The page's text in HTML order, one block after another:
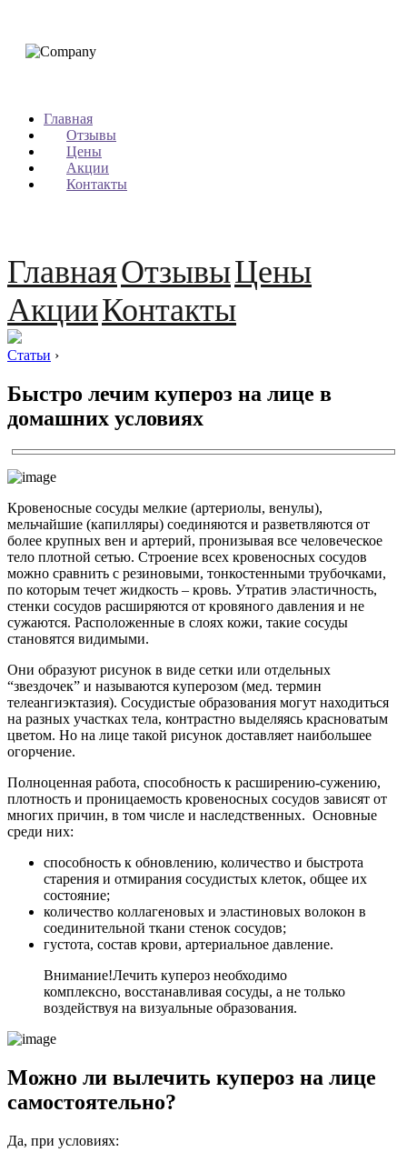
Главная
Отзывы
Цены
Акции
Контакты
ГлавнаяОтзывыЦены
АкцииКонтакты
Статьи ›
Быстро лечим купероз на лице в
домашних условиях
Кровеносные сосуды мелкие (артериолы, венулы),
мельчайшие (капилляры) соединяются и разветвляются от
более крупных вен и артерий, пронизывая все человеческое
тело плотной сетью. Строение всех кровеносных сосудов
можно сравнить с резиновыми, тонкостенными трубочками,
по которым течет жидкость – кровь. Утратив эластичность,
стенки сосудов расширяются от кровяного давления и не
сужаются. Расположенные в слоях кожи, такие сосуды
становятся видимыми.
Они образуют рисунок в виде сетки или отдельных
“звездочек” и называются куперозом (мед. термин
телеангиэктазия). Сосудистые образования могут находиться
на разных участках тела, контрастно выделяясь красноватым
цветом. Но на лице такой рисунок доставляет наибольшее
огорчение.
Полноценная работа, способность к расширению-сужению,
плотность и проницаемость кровеносных сосудов зависят от
многих причин, в том числе и наследственных. Основные
среди них:
способность к обновлению, количество и быстрота
старения и отмирания сосудистых клеток, общее их
состояние;
количество коллагеновых и эластиновых волокон в
соединительной ткани стенок сосудов;
густота, состав крови, артериальное давление.
Внимание!Лечить купероз необходимо
комплексно, восстанавливая сосуды, а не только
воздействуя на визуальные образования.
Можно ли вылечить купероз на лице
самостоятельно?
Да, при условиях: